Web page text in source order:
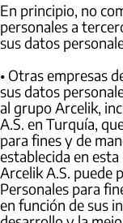
En principio, no
personales a
sus datos
• Otras empresas
sus datos
al grupo Arcelik,
A.S. en Turquía,
para fines y de
establecida en
Arcelik A.S. puede
Personales para
en función de sus